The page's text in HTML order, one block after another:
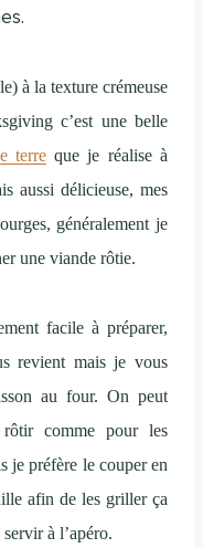
à la texture crémeuse
c’est une belle
terreque je réalise à
aussi délicieuse, mes
généralement je
une viande rôtie.
facile à préparer,
revient mais je vous
au four. On peut
comme pour les
je préfère le couper en
afin de les griller ça
à l’apéro.